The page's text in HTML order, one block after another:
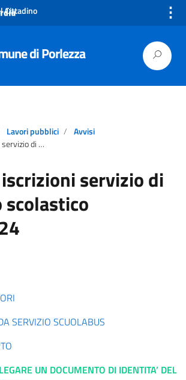
Cittadino ⋮
di Porlezza
Lavori pubblici
Avvisi
2023/2024
servizio di
SERVIZIO SCUOLABUS
UN DOCUMENTO DI IDENTITA’ DEL